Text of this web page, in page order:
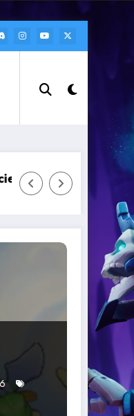
of Clans FR » :